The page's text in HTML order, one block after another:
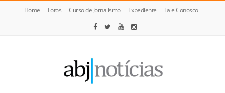
Home Fotos Curso de Jornalismo Expediente Fale Conosco